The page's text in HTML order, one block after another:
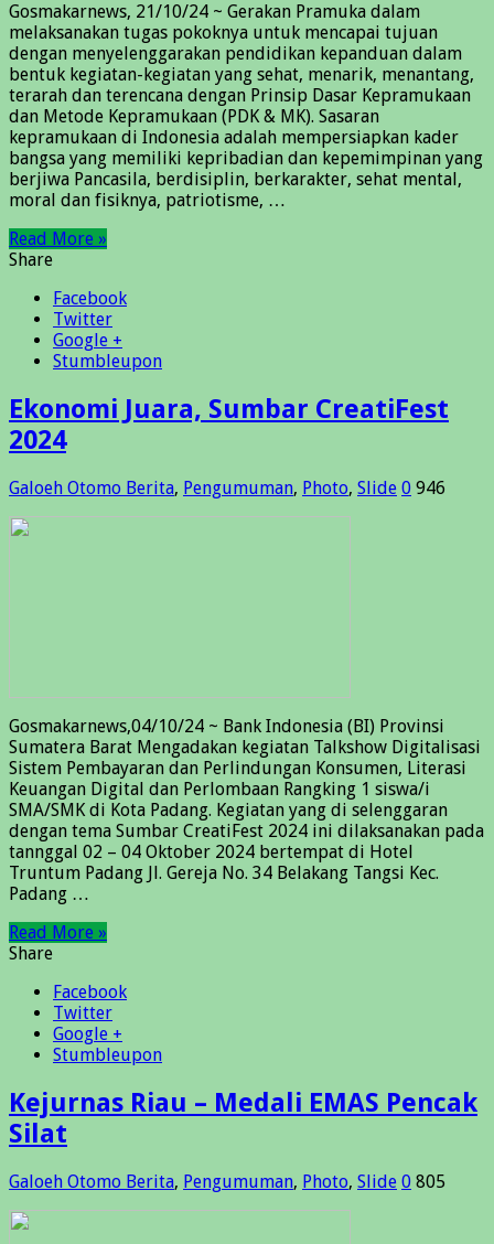
Gosmakarnews, 21/10/24 ~ Gerakan Pramuka dalam
melaksanakan tugas pokoknya untuk mencapai tujuan
dengan menyelenggarakan pendidikan kepanduan dalam
bentuk kegiatan-kegiatan yang sehat, menarik, menantang,
terarah dan terencana dengan Prinsip Dasar Kepramukaan
dan Metode Kepramukaan (PDK & MK). Sasaran
kepramukaan di Indonesia adalah mempersiapkan kader
bangsa yang memiliki kepribadian dan kepemimpinan yang
berjiwa Pancasila, berdisiplin, berkarakter, sehat mental,
moral dan fisiknya, patriotisme, …
Read More »
Share
Facebook
Twitter
Google +
Stumbleupon
Ekonomi Juara, Sumbar CreatiFest
2024
Galoeh Otomo Berita, Pengumuman, Photo, Slide 0 946
Gosmakarnews,04/10/24 ~ Bank Indonesia (BI) Provinsi
Sumatera Barat Mengadakan kegiatan Talkshow Digitalisasi
Sistem Pembayaran dan Perlindungan Konsumen, Literasi
Keuangan Digital dan Perlombaan Rangking 1 siswa/i
SMA/SMK di Kota Padang. Kegiatan yang di selenggaran
dengan tema Sumbar CreatiFest 2024 ini dilaksanakan pada
tannggal 02 – 04 Oktober 2024 bertempat di Hotel
Truntum Padang Jl. Gereja No. 34 Belakang Tangsi Kec.
Padang …
Read More »
Share
Facebook
Twitter
Google +
Stumbleupon
Kejurnas Riau – Medali EMAS Pencak
Silat
Galoeh Otomo Berita, Pengumuman, Photo, Slide 0 805